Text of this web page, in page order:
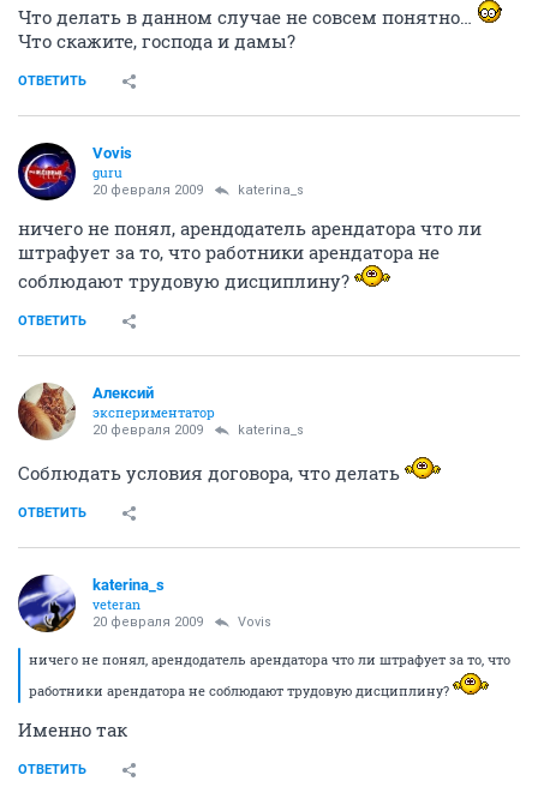
Что делать в данном случае не совсем понятно…
Что скажите, господа и дамы?
ОТВЕТИТЬ
Vovis
guru
20 февраля 2009 katerina_s
ничего не понял, арендодатель арендатора что ли
штрафует за то, что работники арендатора не
соблюдают трудовую дисциплину?
ОТВЕТИТЬ
Алексий
экспериментатор
20 февраля 2009 katerina_s
Соблюдать условия договора, что делать
ОТВЕТИТЬ
katerina_s
veteran
20 февраля 2009 Vovis
ничего не понял, арендодатель арендатора что ли штрафует за то, что
работники арендатора не соблюдают трудовую дисциплину?
Именно так
ОТВЕТИТЬ